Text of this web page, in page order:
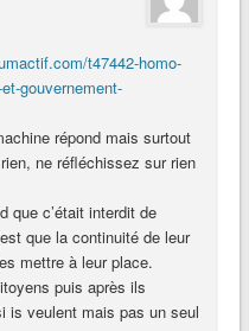
t47442-homo-
gouvernement-
répond mais surtout
ne réfléchissez sur rien
que c’était interdit de
que la continuité de leur
mettre à leur place.
puis après ils
is veulent mais pas un seul